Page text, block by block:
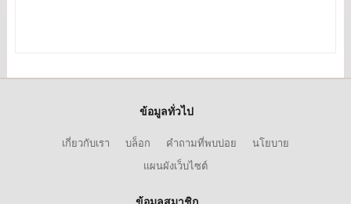
ข้อมูลทั่วไป
เกี่ยวกับเรา บล็อก คำถามที่พบบ่อย
นโยบาย
แผนผังเว็บไซต์